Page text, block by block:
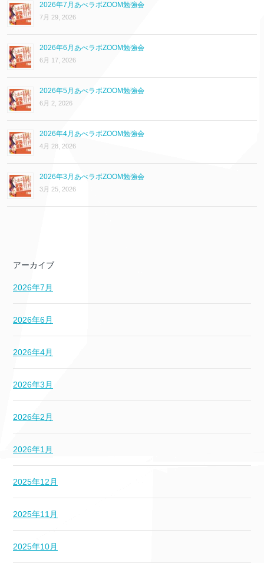
2026年7月あべラボZOOM勉強会
7月 29, 2026
2026年6月あべラボZOOM勉強会
6月 17, 2026
2026年5月あべラボZOOM勉強会
6月 2, 2026
2026年4月あべラボZOOM勉強会
4月 28, 2026
2026年3月あべラボZOOM勉強会
3月 25, 2026
アーカイブ
2026年7月
2026年6月
2026年4月
2026年3月
2026年2月
2026年1月
2025年12月
2025年11月
2025年10月